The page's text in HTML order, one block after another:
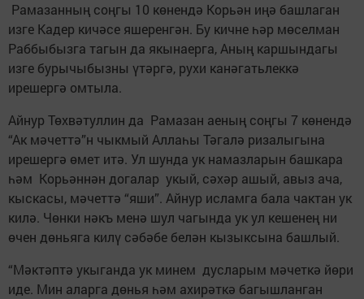
Рамазанның соңгы 10 көнендә Корьән иңә башлаган
изге Кадер кичәсе яшеренгән. Бу кичне һәр мөселман
Раббыбызга тагын да якынаерга, Аның каршындагы
изге бурычыбызны үтәргә, рухи канәгатьлеккә
ирешергә омтыла.
Айнур Төхвәтуллин да Рамазан аеның соңгы 7 көнендә
“Ак мәчеттә”н чыкмый Аллаһы Тәгалә ризалыгына
ирешергә өмет итә. Ул шунда ук намазларын башкара
һәм Корьәннән догалар укый, сәхәр ашый, авыз ача,
кыскасы, мәчеттә “яши”. Айнур исламга бала чактан ук
килә. Чөнки нәкъ менә шул чагында ук ул кешенең ни
өчен дөньяга килү сәбәбе белән кызыксына башлый.
“Мәктәптә укыганда ук минем дусларым мәчеткә йөри
иде. Мин аларга дөнья һәм ахирәткә багышланган